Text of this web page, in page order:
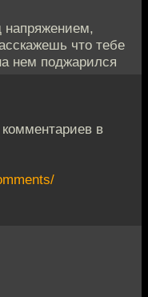
напряжением,
что тебе
нем поджарился
в